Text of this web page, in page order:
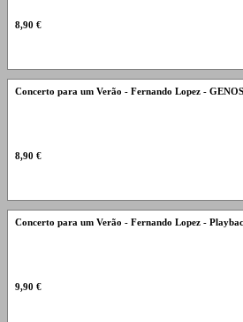
8,90 €
Concerto para um Verão - Fernando Lopez -
8,90 €
Concerto para um Verão - Fernando Lopez -
9,90 €